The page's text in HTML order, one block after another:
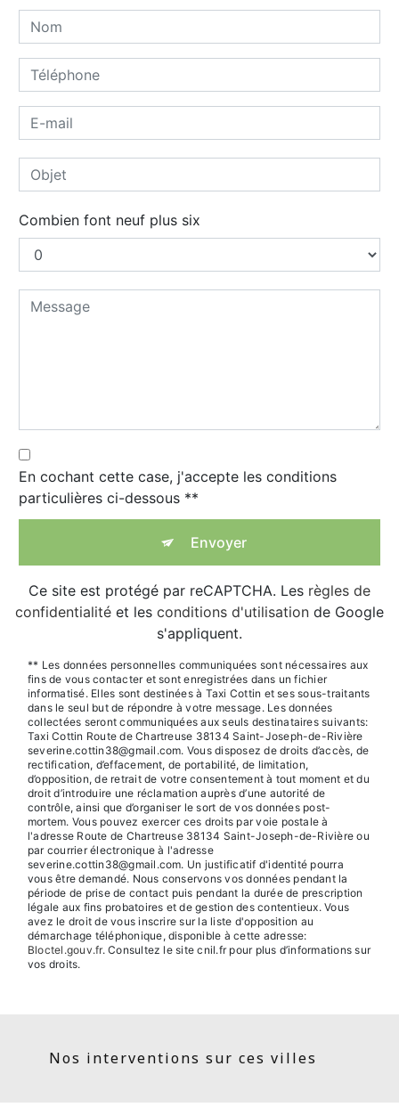
Combien font neuf plus six
En cochant cette case, j'accepte les conditions
particulières ci-dessous **
Envoyer
Ce site est protégé par reCAPTCHA. Les règles de
confidentialité et les conditions d'utilisation de Google
s'appliquent.
** Les données personnelles communiquées sont nécessaires aux
fins de vous contacter et sont enregistrées dans un fichier
informatisé. Elles sont destinées à Taxi Cottin et ses sous-traitants
dans le seul but de répondre à votre message. Les données
collectées seront communiquées aux seuls destinataires suivants:
Taxi Cottin Route de Chartreuse 38134 Saint-Joseph-de-Rivière
severine.cottin38@gmail.com. Vous disposez de droits d’accès, de
rectification, d’effacement, de portabilité, de limitation,
d’opposition, de retrait de votre consentement à tout moment et du
droit d’introduire une réclamation auprès d’une autorité de
contrôle, ainsi que d’organiser le sort de vos données post-
mortem. Vous pouvez exercer ces droits par voie postale à
l'adresse Route de Chartreuse 38134 Saint-Joseph-de-Rivière ou
par courrier électronique à l'adresse
severine.cottin38@gmail.com. Un justificatif d'identité pourra
vous être demandé. Nous conservons vos données pendant la
période de prise de contact puis pendant la durée de prescription
légale aux fins probatoires et de gestion des contentieux. Vous
avez le droit de vous inscrire sur la liste d'opposition au
démarchage téléphonique, disponible à cette adresse:
Bloctel.gouv.fr. Consultez le site cnil.fr pour plus d’informations sur
vos droits.
Nos interventions sur ces villes